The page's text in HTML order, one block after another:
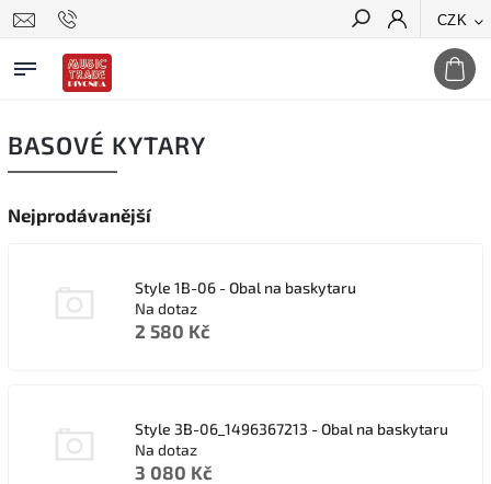
CZK
Hledat
BASOVÉ KYTARY
Nejprodávanější
Style 1B-06 - Obal na baskytaru
Na dotaz
2 580 Kč
Style 3B-06_1496367213 - Obal na baskytaru
Na dotaz
3 080 Kč